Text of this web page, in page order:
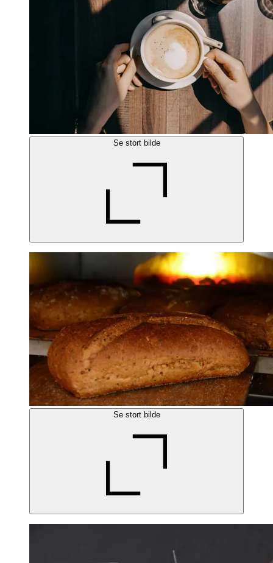
Se stort bilde
Se stort bilde